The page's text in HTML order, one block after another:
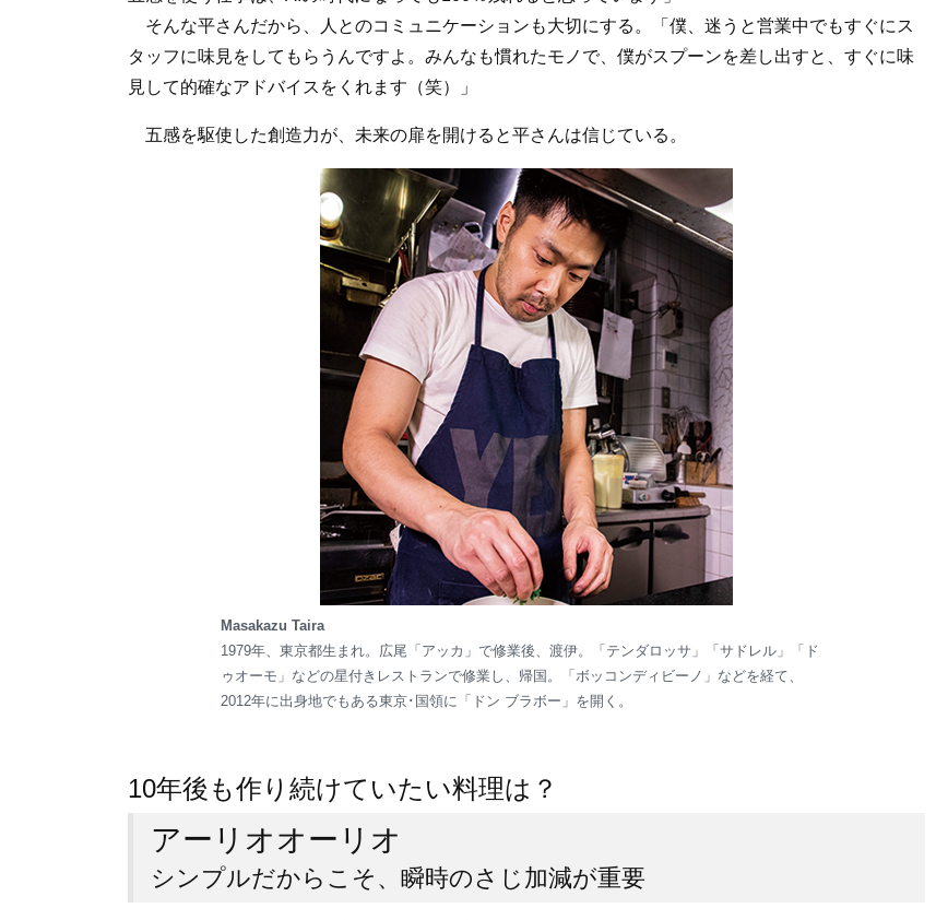
そんな平さんだから、人とのコミュニケーションも大切にする。「僕、迷うと営業中でもすぐにス
タッフに味見をしてもらうんですよ。みんなも慣れたモノで、僕がスプーンを差し出すと、すぐに味
見して的確なアドバイスをくれます（笑）」
五感を駆使した創造力が、未来の扉を開けると平さんは信じている。
Masakazu Taira
1979年、東京都生まれ。広尾「アッカ」で修業後、渡伊。「テンダロッサ」「サドレル」「ド
ゥオーモ」などの星付きレストランで修業し、帰国。「ボッコンディビーノ」などを経て、
2012年に出身地でもある東京･国領に「ドン ブラボー」を開く。
10年後も作り続けていたい料理は？
アーリオオーリオ
シンプルだからこそ、瞬時のさじ加減が重要